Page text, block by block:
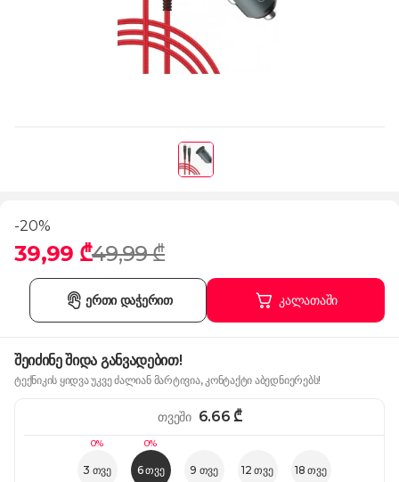
-20%
39,99 ₾49,99 ₾
კალათაში
ერთი დაჭერით
შეიძინე შიდა განვადებით!
ტექნიკის ყიდვა უკვე ძალიან მარტივია, კონტაქტი აბედნიერებს!
0%
3 თვე
0%
6 თვე 9 თვე 12 თვე 18 თვე
თვეში 6.66₾